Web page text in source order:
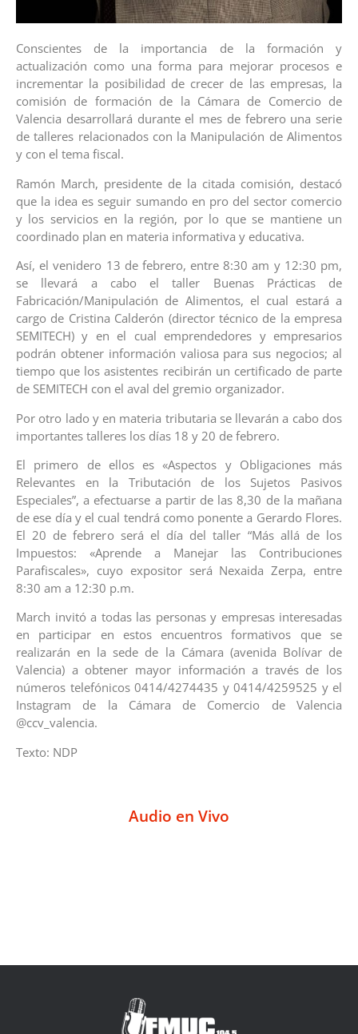
Conscientes de la importancia de la formación y
actualización como una forma para mejorar procesos e
incrementar la posibilidad de crecer de las empresas, la
comisión de formación de la Cámara de Comercio de
Valencia desarrollará durante el mes de febrero una serie
de talleres relacionados con la Manipulación de Alimentos
y con el tema fiscal.
Ramón March, presidente de la citada comisión, destacó
que la idea es seguir sumando en pro del sector comercio
y los servicios en la región, por lo que se mantiene un
coordinado plan en materia informativa y educativa.
Así, el venidero 13 de febrero, entre 8:30 am y 12:30 pm,
se llevará a cabo el taller Buenas Prácticas de
Fabricación/Manipulación de Alimentos, el cual estará a
cargo de Cristina Calderón (director técnico de la empresa
SEMITECH) y en el cual emprendedores y empresarios
podrán obtener información valiosa para sus negocios; al
tiempo que los asistentes recibirán un certificado de parte
de SEMITECH con el aval del gremio organizador.
Por otro lado y en materia tributaria se llevarán a cabo dos
importantes talleres los días 18 y 20 de febrero.
El primero de ellos es «Aspectos y Obligaciones más
Relevantes en la Tributación de los Sujetos Pasivos
Especiales”, a efectuarse a partir de las 8,30 de la mañana
de ese día y el cual tendrá como ponente a Gerardo Flores.
El 20 de febrero será el día del taller “Más allá de los
Impuestos: «Aprende a Manejar las Contribuciones
Parafiscales», cuyo expositor será Nexaida Zerpa, entre
8:30 am a 12:30 p.m.
March invitó a todas las personas y empresas interesadas
en participar en estos encuentros formativos que se
realizarán en la sede de la Cámara (avenida Bolívar de
Valencia) a obtener mayor información a través de los
números telefónicos 0414/4274435 y 0414/4259525 y el
Instagram de la Cámara de Comercio de Valencia
@ccv_valencia.
Texto: NDP
Audio en Vivo